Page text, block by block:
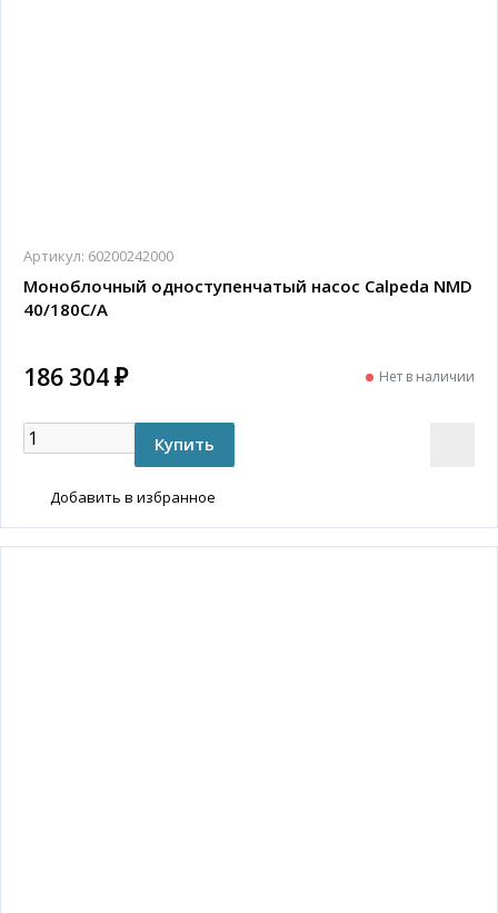
Артикул: 60200242000
Моноблочный одноступенчатый насос Calpeda NMD
40/180C/A
186 304 ₽ Нет в наличии
Добавить в избранное